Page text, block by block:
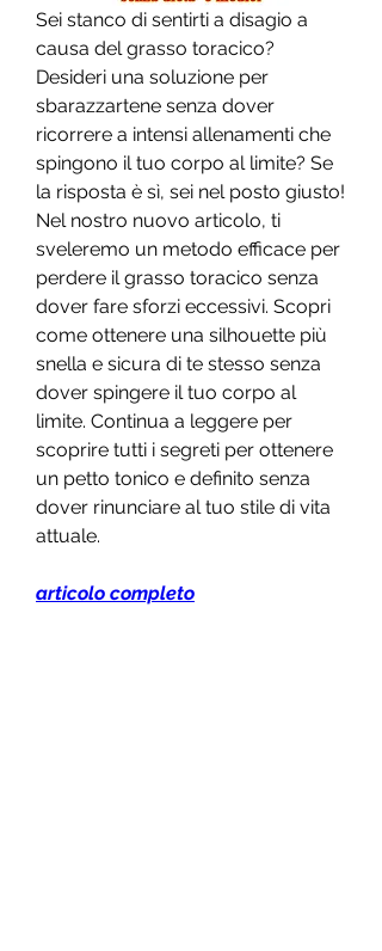
Sei stanco di sentirti a disagio a
causa del grasso toracico?
Desideri una soluzione per
sbarazzartene senza dover
ricorrere a intensi allenamenti che
spingono il tuo corpo al limite? Se
la risposta è sì, sei nel posto giusto!
Nel nostro nuovo articolo, ti
sveleremo un metodo efficace per
perdere il grasso toracico senza
dover fare sforzi eccessivi. Scopri
come ottenere una silhouette più
snella e sicura di te stesso senza
dover spingere il tuo corpo al
limite. Continua a leggere per
scoprire tutti i segreti per ottenere
un petto tonico e definito senza
dover rinunciare al tuo stile di vita
attuale.
articolo completo